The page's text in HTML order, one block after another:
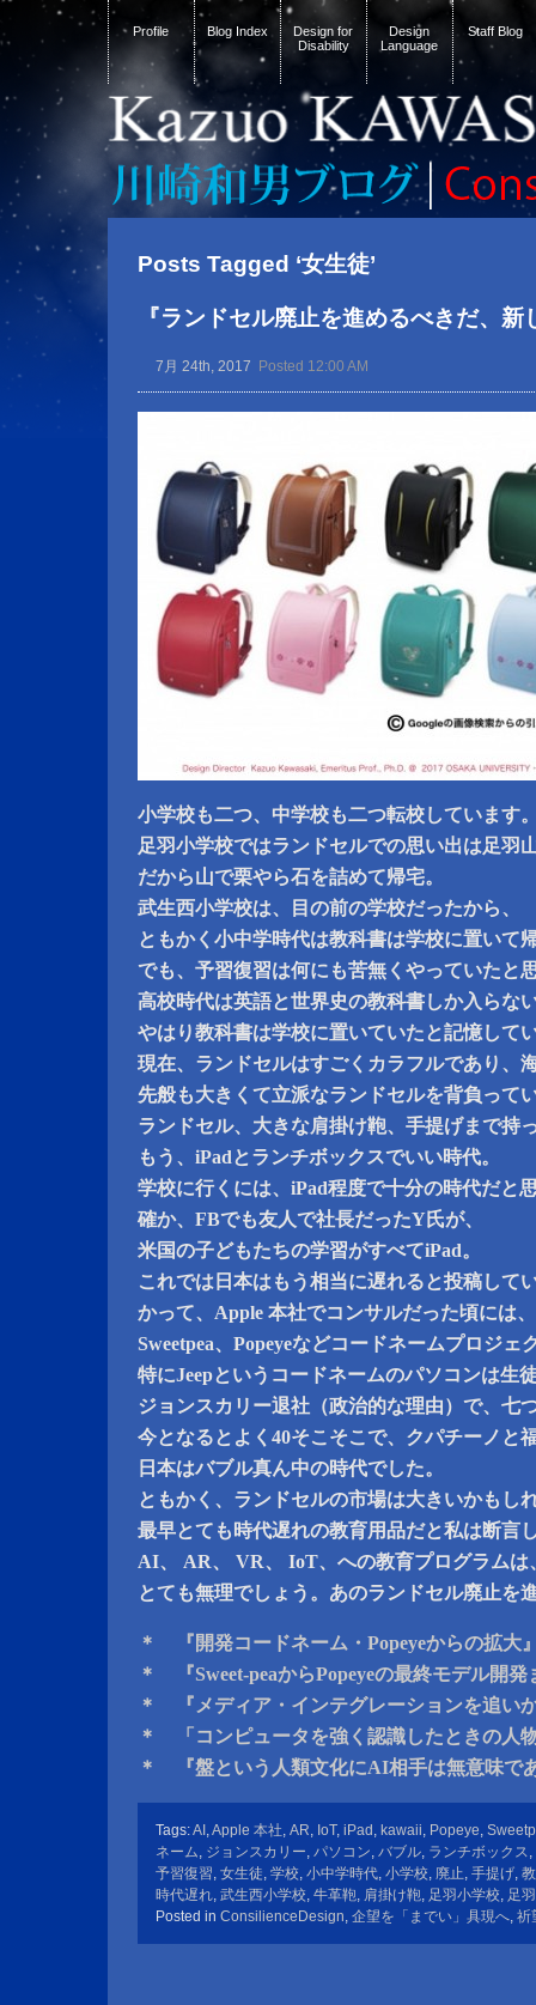
Profile Blog Index
Design for
Disability
Design
Language
Staff Blog
Posts Tagged ‘女生徒’
『ランドセル廃止を進めるべきだ、
7月 24th, 2017 Posted 12:00 AM
小学校も二つ、中学校も二つ転校しています
足羽小学校ではランドセルでの思い出は足羽
だから山で栗やら石を詰めて帰宅。
武生西小学校は、目の前の学校だったから、
ともかく小中学時代は教科書は学校に置いて
でも、予習復習は何にも苦無くやっていたと
高校時代は英語と世界史の教科書しか入らな
やはり教科書は学校に置いていたと記憶して
現在、ランドセルはすごくカラフルであり、
先般も大きくて立派なランドセルを背負って
ランドセル、大きな肩掛け鞄、手提げまで持
もう、iPadとランチボックスでいい時代。
学校に行くには、iPad程度で十分の時代だと
確か、FBでも友人で社長だったY氏が、
米国の子どもたちの学習がすべてiPad。
これでは日本はもう相当に遅れると投稿して
かって、Apple 本社でコンサルだった頃には、
Sweetpea、Popeyeなどコードネームプロジェ
特にJeepというコードネームのパソコンは生
ジョンスカリー退社（政治的な理由）で、七
今となるとよく40そこそこで、クパチーノと
日本はバブル真ん中の時代でした。
ともかく、ランドセルの市場は大きいかもし
最早とても時代遅れの教育用品だと私は断言
AI、 AR、 VR、 IoT、への教育プログラムは
とても無理でしょう。あのランドセル廃止を
＊ 『開発コードネーム・Popeyeからの拡大
＊ 『Sweet-peaからPopeyeの最終モデル開発
＊ 『メディア・インテグレーションを追い
＊ 「コンピュータを強く認識したときの人
＊ 『盤という人類文化にAI相手は無意味で
Tags:AI ,Apple 本社, AR, IoT, iPad , kawaii, Popeye,
ネーム, ジョンスカリー, パソコン, バブル, ランチボックス,
予習復習, 女生徒, 学校, 小中学時代, 小学校, 廃止, 手提げ,
時代遅れ, 武生西小学校, 牛革鞄, 肩掛け鞄, 足羽小学校, 足
Posted in ConsilienceDesign, 企望を「までい」具現へ, 祈